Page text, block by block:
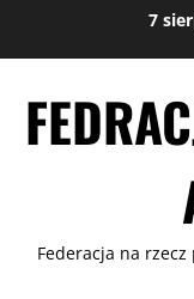
7
Federacja na